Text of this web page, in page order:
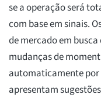
se a operação será
com base em sinais.
de mercado em
mudanças de
automaticamente
apresentam